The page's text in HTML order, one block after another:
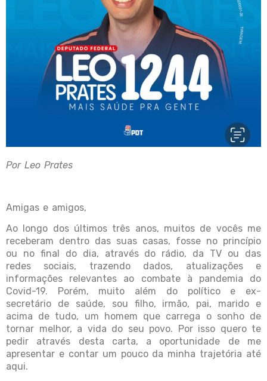
Por Leo Prates
Amigas e amigos,
Ao longo dos últimos três anos, muitos de vocês me
receberam dentro das suas casas, fosse no princípio
ou no final do dia, através do rádio, da TV ou das
redes sociais, trazendo dados, atualizações e
informações relevantes ao combate à pandemia do
Covid-19. Porém, muito além do político e ex-
secretário de saúde, sou filho, irmão, pai, marido e
acima de tudo, um homem que carrega o sonho de
tornar melhor, a vida do seu povo. Por isso quero te
pedir através desta carta, a oportunidade de me
apresentar e contar um pouco da minha trajetória até
aqui.